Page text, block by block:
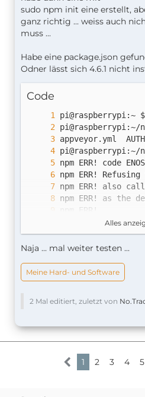
sudo npm init eine erstellt,
ganz richtig ... weiss auch
muss ...
Habe eine package.json
Odner lässt sich 4.6.1 nicht
Code
pi@raspberrypi:~/
Alles
Naja ... mal weiter testen ...
Meine Hard- und Software
2 Mal editiert, zuletzt von
1 2 3 4 5